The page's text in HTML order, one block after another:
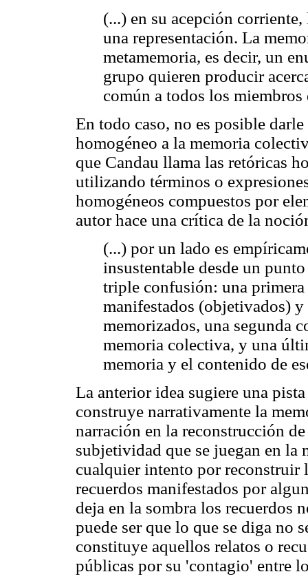
(...) en su acepción
una representación. La
metamemoria, es decir, un
grupo quieren producir
común a todos los
En todo caso, no es posible
homogéneo a la memoria
que Candau llama las retóricas
utilizando términos o
homogéneos compuestos por
autor hace una crítica de la
(...) por un lado es
insustentable desde un
triple confusión: una
manifestados (objetivados)
memorizados, una segunda
memoria colectiva, y una
memoria y el contenido de
La anterior idea sugiere una
construye narrativamente la
narración en la reconstrucción
subjetividad que se juegan en la
cualquier intento por reconstruir
recuerdos manifestados por
deja en la sombra los recuerdos
puede ser que lo que se diga no
constituye aquellos relatos o
públicas por su 'contagio' entre